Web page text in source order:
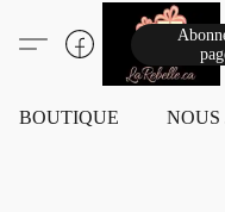
BOUTIQUE NOUS